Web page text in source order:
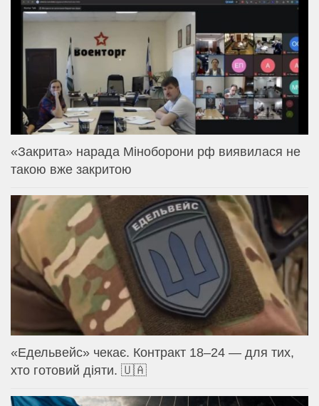
«Закрита» нарада Міноборони рф виявилася не
такою вже закритою
«Едельвейс» чекає. Контракт 18–24 — для тих,
хто готовий діяти. 🇺🇦